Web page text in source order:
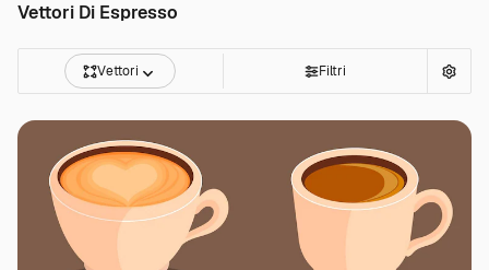
Vettori Di Espresso
Vettori Filtri